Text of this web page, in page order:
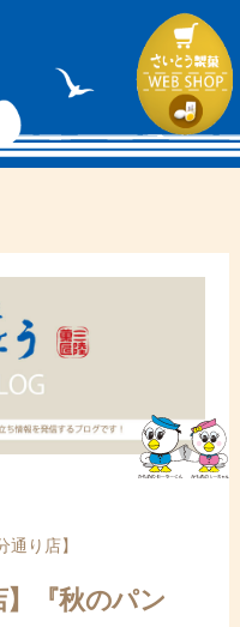
通り店】
】『秋のパン